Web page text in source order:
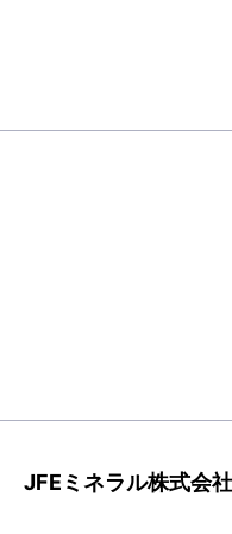
JFEミネラル株式会社